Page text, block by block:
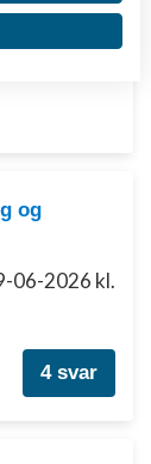
14 svar
og
06-2026 kl.
4 svar